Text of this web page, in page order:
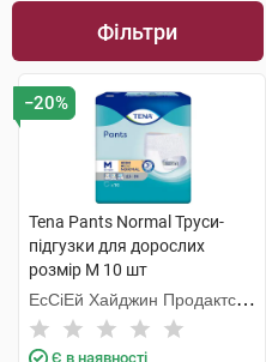
Пелюшки
Підгузки для дорослих
Поручні та опори
Приналежності та
Сечоприймачі
Сидіння для душу і ванни
Судна підкладні
Урологічні прокладки
Ходунки
Фільтри
−20%
Tena Pants Normal Труси-
підгузки для дорослих
розмір M 10 шт
ЕсСіЕй Хайджин Продактс
Хугезанд
Є в наявності